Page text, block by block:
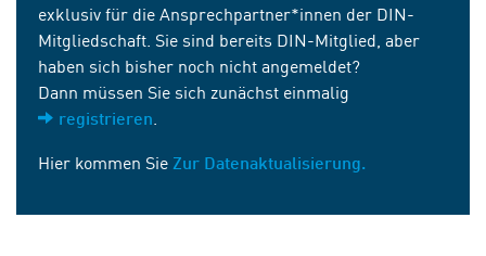
exklusiv für die Ansprechpartner*innen der DIN-
Mitgliedschaft. Sie sind bereits DIN-Mitglied, aber
haben sich bisher noch nicht angemeldet?
Dann müssen Sie sich zunächst einmalig
registrieren
Hier kommen Sie Zur Datenaktualisierung.